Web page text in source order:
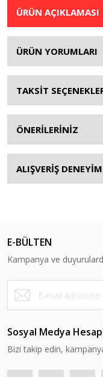
ÜRÜN AÇIKLAMASI
ÜRÜN YORUMLARI
TAKSİT
ÖNERİLERİNİZ
ALIŞVERİŞ
E-BÜLTEN
Kampanya ve
Sosyal Medya
Bizi takip edin,